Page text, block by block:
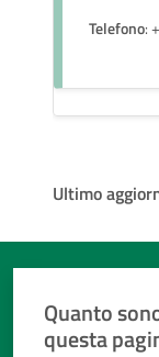
Telefono:
Ultimo
Quanto
questa